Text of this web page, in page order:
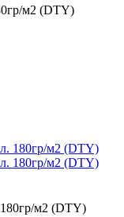
м2 (DTY)
м2 (DTY)